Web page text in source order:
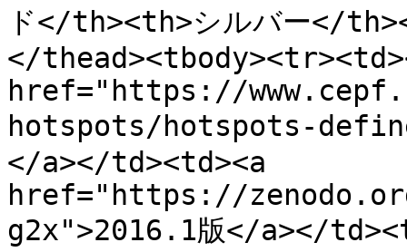
ド</th><th>シルバー</
</
href="https://
hotspots/hotspots-
</a></td><td><a
href="https://
g2x">2016.1版</a></